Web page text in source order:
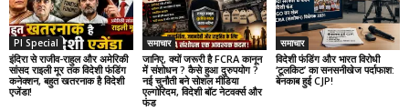
PI Special
इंदिरा से राजीव-राहुल और अमेरिकी
सांसद राइली मूर तक विदेशी फंडिंग
कनेक्शन, बहुत खतरनाक है विदेशी
एजेंडा!
समाचार
जानिए, क्यों जरूरी है FCRA कानून
में संशोधन ? कैसे हुआ दुरुपयोग ?
नई चुनौती बने सोशल मीडिया
एल्गोरिदम, विदेशी बॉट नेटवर्क्स और
फंड
समाचार
विदेशी फंडिंग और भारत विरोधी
‘टूलकिट’ का सनसनीखेज पर्दाफाश:
बेनकाब हुई CJP!